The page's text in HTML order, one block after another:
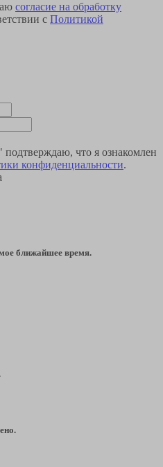
согласие на обработку
с Политикой
что я ознакомлен
конфиденциальности.
ближайшее время.